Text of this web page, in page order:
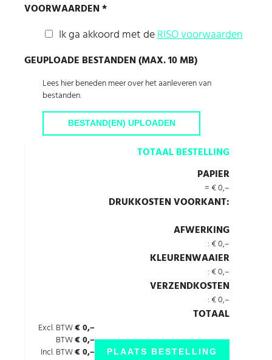
VOORWAARDEN *
Ik ga akkoord met deRISO voorwaarden
GEUPLOADE BESTANDEN (MAX. 10 MB)
Lees hier beneden meer over het aanleveren van
bestanden.
BESTAND(EN) UPLOADEN
TOTAAL BESTELLING
PAPIER
=€0,–
DRUKKOSTENVOORKANT:
AFWERKING
:€0,–
KLEURENWAAIER
:€0,–
VERZENDKOSTEN
:€0,–
TOTAAL
Excl. BTW€ 0,–
BTW€ 0,–
Incl. BTW€ 0,– PLAATS BESTELLING